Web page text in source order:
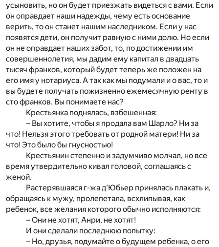
усыновить, но он будет приезжать видеться с вами. Если
он оправдает наши надежды, чему есть основание
верить, то он станет нашим наследником. Если у нас
появятся дети, он получит равную с ними долю. Но если
он не оправдает наших забот, то, по достижении им
совершеннолетия, мы дадим ему капитал в двадцать
тысяч франков, который будет теперь же положен на
его имя у нотариуса. А так как мы подумали и о вас, то и
вы будете получать пожизненно ежемесячную ренту в
сто франков. Вы понимаете нас?
Крестьянка поднялась, взбешенная:
– Вы хотите, чтобы я продала вам Шарло? Ни за
что! Нельзя этого требовать от родной матери! Ни за
что! Это было бы гнусностью!
Крестьянин степенно и задумчиво молчал, но все
время утвердительно кивал головой, соглашаясь с
женой.
Растерявшаяся г-жа д'Юбьер принялась плакать и,
обращаясь к мужу, пролепетала, всхлипывая, как
ребенок, все желания которого обычно исполняются:
– Они не хотят, Анри, не хотят!
И они сделали последнюю попытку:
– Но, друзья, подумайте о будущем ребенка, о его